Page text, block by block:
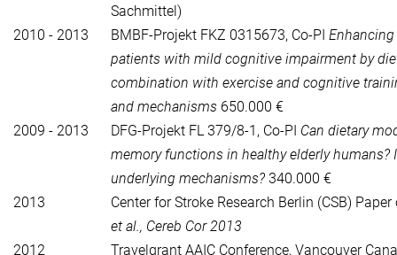
Sachmittel)
2010 - 2013
BMBF-Projekt FKZ 0315673, Co-PI
patients with mild cognitive impairment by
combination with exercise and cognitive
and mechanisms 650.000 €
2009 - 2013
DFG-Projekt FL 379/8-1, Co-PI Can dietary
memory functions in healthy elderly humans?
underlying mechanisms? 340.000 €
2013
Center for Stroke Research Berlin (CSB)
et al., Cereb Cor 2013
2012
Travelgrant AAIC Conference, Vancouver